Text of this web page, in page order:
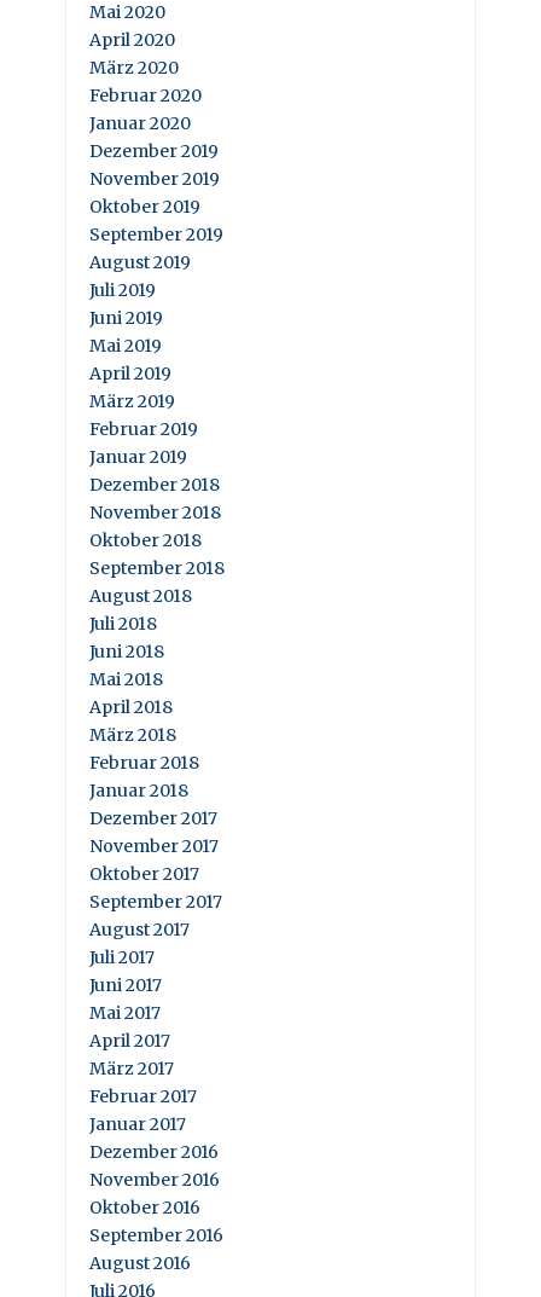
Mai 2020
April 2020
März 2020
Februar 2020
Januar 2020
Dezember 2019
November 2019
Oktober 2019
September 2019
August 2019
Juli 2019
Juni 2019
Mai 2019
April 2019
März 2019
Februar 2019
Januar 2019
Dezember 2018
November 2018
Oktober 2018
September 2018
August 2018
Juli 2018
Juni 2018
Mai 2018
April 2018
März 2018
Februar 2018
Januar 2018
Dezember 2017
November 2017
Oktober 2017
September 2017
August 2017
Juli 2017
Juni 2017
Mai 2017
April 2017
März 2017
Februar 2017
Januar 2017
Dezember 2016
November 2016
Oktober 2016
September 2016
August 2016
Juli 2016